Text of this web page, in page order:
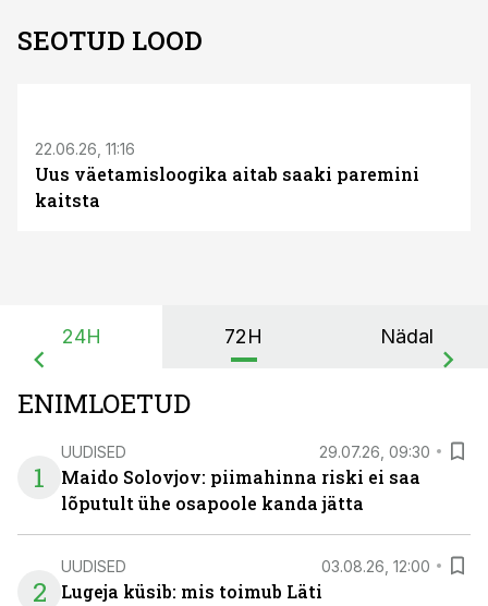
SEOTUD LOOD
22.06.26, 11:16
Uus väetamisloogika aitab saaki paremini
kaitsta
24H 72H Nädal
ENIMLOETUD
1
UUDISED 29.07.26, 09:30
Maido Solovjov: piimahinna riski ei saa
lõputult ühe osapoole kanda jätta
2
UUDISED 03.08.26, 12:00
Lugeja küsib: mis toimub Läti